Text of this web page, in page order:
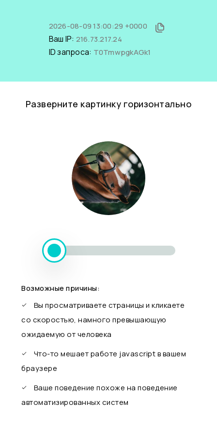
2026-08-09 13:00:29 +0000
Ваш IP: 216.73.217.24
ID запроса: T0TmwpgkAGk1
Разверните картинку горизонтально
Возможные причины:
Вы просматриваете страницы и кликаете
со скоростью, намного превышающую
ожидаемую от человека
Что-то мешает работе javascript в вашем
браузере
Ваше поведение похоже на поведение
автоматизированных систем